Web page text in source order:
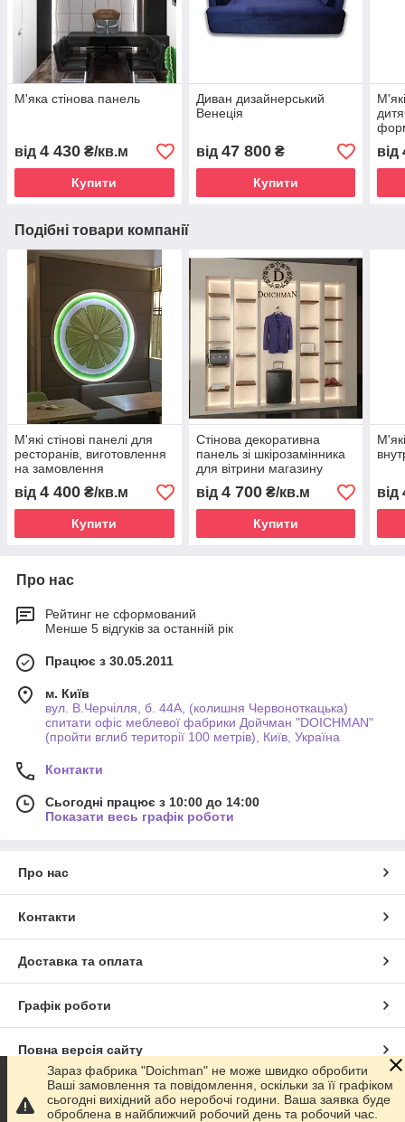
М'яка стінова панель
від 4 430 ₴/кв.м
Купити
Диван дизайнерський
Венеція
від 47 800₴
Купити
від
Подібні товари компанії
М'які стінові панелі для
ресторанів, виготовлення
на замовлення
від 4 400 ₴/кв.м
Купити
Стінова декоративна
панель зі шкірозамінника
для вітрини магазину
від 4 700₴/кв.м
Купити
від
Про нас
Рейтинг не сформований
Менше 5 відгуків за останній рік
Працює з 30.05.2011
м. Київ
вул. В.Черчілля, б. 44А, (колишня Червоноткацька)
спитати офіс меблевої фабрики Дойчман "DOICHMAN"
(пройти вглиб території 100 метрів), Київ, Україна
Контакти
Сьогодні працює з 10:00 до 14:00
Показати весь графік роботи
Про нас
Контакти
Доставка та оплата
Графік роботи
Повна версія сайту
Сайт створено на маркетплейсіProm.ua
Зараз фабрика "Doichman" не може швидко обробити
Ваші замовлення та повідомлення, оскільки за її графіком
сьогодні вихідний або неробочі години. Ваша заявка буде
оброблена в найближчий робочий день та робочий час.